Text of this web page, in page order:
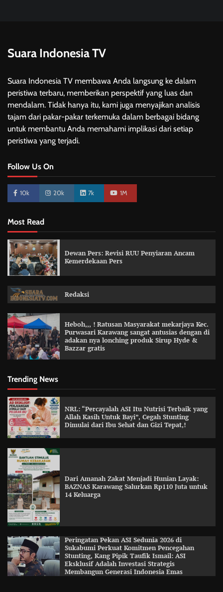
Suara Indonesia TV
Suara Indonesia TV membawa Anda langsung ke dalam
peristiwa terbaru, memberikan perspektif yang luas dan
mendalam. Tidak hanya itu, kami juga menyajikan analisis
tajam dari pakar-pakar terkemuka dalam berbagai bidang
untuk membantu Anda memahami implikasi dari setiap
peristiwa yang terjadi.
Follow Us On
10k 20k 7k 1M
Most Read
Dewan Pers: Revisi RUU Penyiaran Ancam
Kemerdekaan Pers
Redaksi
Heboh,,, ! Ratusan Masyarakat mekarjaya Kec.
Purwasari Karawang sangat antusias dengan di
adakan nya lonching produk Sirup Hyde &
Bazzar gratis
Trending News
NRL: “Percayalah ASI Itu Nutrisi Terbaik yang
Allah Kasih Untuk Bayi”, Cegah Stunting
Dimulai dari Ibu Sehat dan Gizi Tepat,!
Dari Amanah Zakat Menjadi Hunian Layak:
BAZNAS Karawang Salurkan Rp110 Juta untuk
14 Keluarga
Peringatan Pekan ASI Sedunia 2026 di
Sukabumi Perkuat Komitmen Pencegahan
Stunting, Kang Pipik Taufik Ismail: ASI
Eksklusif Adalah Investasi Strategis
Membangun Generasi Indonesia Emas